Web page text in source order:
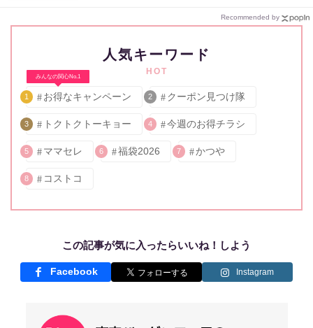
Recommended by
人気キーワード
HOT
みんなの関心No.1
1 お得なキャンペーン 2 クーポン見つけ隊
3 トクトクトーキョー 4 今週のお得チラシ
5 ママセレ 6 福袋2026 7 かつや
8 コストコ
この記事が気に入ったらいいね！しよう
Facebook Instagram